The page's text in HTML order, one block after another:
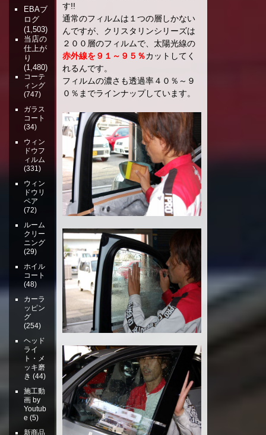
す!!
通常のフィルムは１つの層しかない
んですが、クリスタリンシリーズは
２００層のフィルムで、太陽光線の
赤外線を９１～９５％カットしてく
れるんです。
フィルムの濃さも透過率４０％～９
０％までラインナップしています。
EBAブ
ログ
(1,503)
当店の
仕上が
り
(1,480)
コーテ
ィング
(747)
ガラス
コート
(34)
ウィン
ドウフ
ィルム
(331)
ウィン
ドウリ
ペア
(72)
ルーム
クリー
ニング
(29)
ホイル
コート
(48)
カーラ
ッピン
グ
(254)
ヘッド
ライ
ト・メ
ッキ磨
き (44)
施工動
画 by
Youtub
e (5)
新商品